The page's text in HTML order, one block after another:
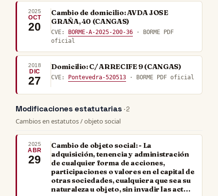
2025
OCT
20
Cambio de domicilio: AVDA JOSE
GRAÑA, 40 (CANGAS)
CVE: BORME-A-2025-200-36 · BORME PDF
oficial
2018
DIC
27
Domicilio: C/ ARRECIFE 9 (CANGAS)
CVE: Pontevedra-520513 · BORME PDF oficial
Modificaciones estatutarias · 2
Cambios en estatutos / objeto social
2025
ABR
29
Cambio de objeto social: - La
adquisición, tenencia y administración
de cualquier forma de acciones,
participaciones o valores en el capital de
otras sociedades, cualquiera que sea su
naturaleza u objeto, sin invadir las act…